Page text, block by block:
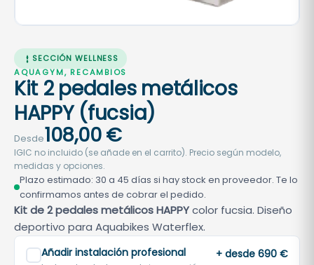
SECCIÓN WELLNESS
AQUAGYM, RECAMBIOS
Kit 2 pedales metálicos
HAPPY (fucsia)
Desde108,00€
IGIC no incluido (se añade en el carrito). Precio según modelo,
medidas y opciones.
Plazo estimado: 30 a 45 días si hay stock en proveedor. Te lo
confirmamos antes de cobrar el pedido.
Kit de 2 pedales metálicos HAPPYcolor fucsia. Diseño
deportivo para Aquabikes Waterflex.
Añadir instalación profesional + desde 690 €